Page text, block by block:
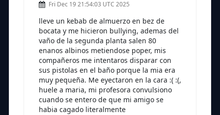
Fri Dec 19 21:54:03 UTC 2025
lleve un kebab de almuerzo en bez de
bocata y me hicieron bullying, ademas del
vaño de la segunda planta salen 80
enanos albinos metiendose poper, mis
compañeros me intentaros disparar con
sus pistolas en el baño porque la mia era
muy pequeña. Me eyectaron en la cara :( :(,
huele a maria, mi profesora convulsiono
cuando se entero de que mi amigo se
habia cagado literalmente